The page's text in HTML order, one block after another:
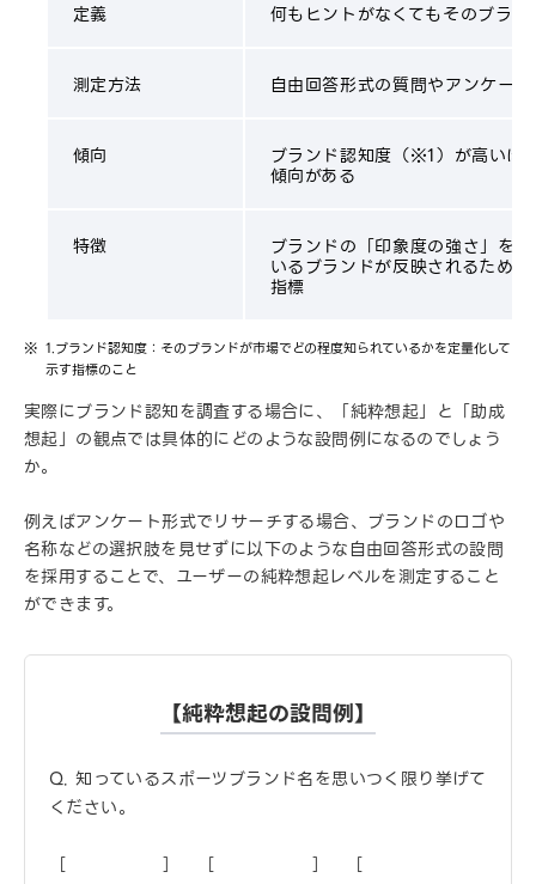
定義 何もヒントがなくてもそのブラ
測定方法 自由回答形式の質問やアンケー
傾向 ブランド認知度（※1）が高いほ
傾向がある
特徴 ブランドの「印象度の強さ」を
いるブランドが反映されるため
指標
1.ブランド認知度：そのブランドが市場でどの程度知られているかを定量化して
示す指標のこと
実際にブランド認知を調査する場合に、「純粋想起」と「助成
想起」の観点では具体的にどのような設問例になるのでしょう
か。
例えばアンケート形式でリサーチする場合、ブランドのロゴや
名称などの選択肢を見せずに以下のような自由回答形式の設問
を採用することで、ユーザーの純粋想起レベルを測定すること
ができます。
【純粋想起の設問例】
Q. 知っているスポーツブランド名を思いつく限り挙げて
ください。
［ ］ ［ ］ ［